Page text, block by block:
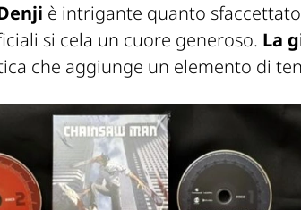
è intrigante quanto
si cela un cuore generoso. La
che aggiunge un elemento di